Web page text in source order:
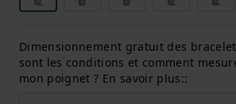
Dimensionnement gratuit des
sont les conditions et comment
mon poignet ? En savoir plus::